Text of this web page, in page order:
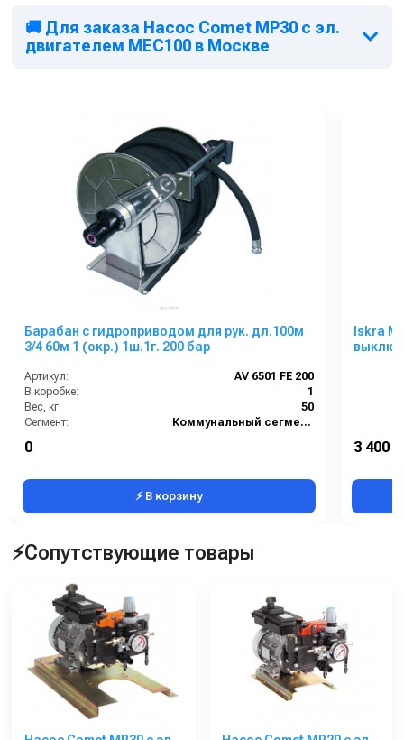
🚚 Для заказа Насос Comet МР30 с эл.
двигателем MEC100 в Москве
Барабан с гидроприводом для рук. дл.100м
3/4 60м 1 (окр.) 1ш.1г. 200 бар
Артикул:
AV 6501 FE 200
В коробке:
1
Вес, кг:
50
Сегмент:
Коммунальный сегмент
0
⚡ В корзину
Iskra
3 400
⚡Сопутствующие товары